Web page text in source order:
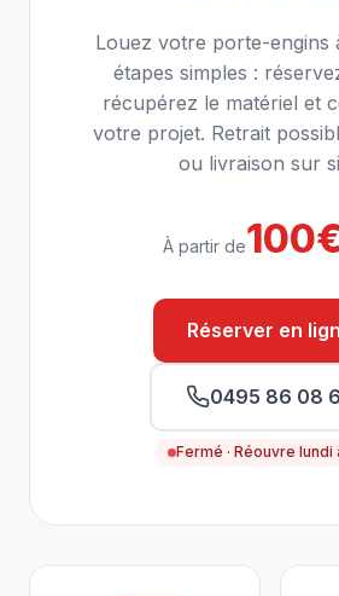
Louez votre porte-engins
étapes simples :
récupérez le matériel et
votre projet. Retrait
ou livraison sur
À partir de
Réserver en
0495 86 08
Fermé · Réouvre lundi